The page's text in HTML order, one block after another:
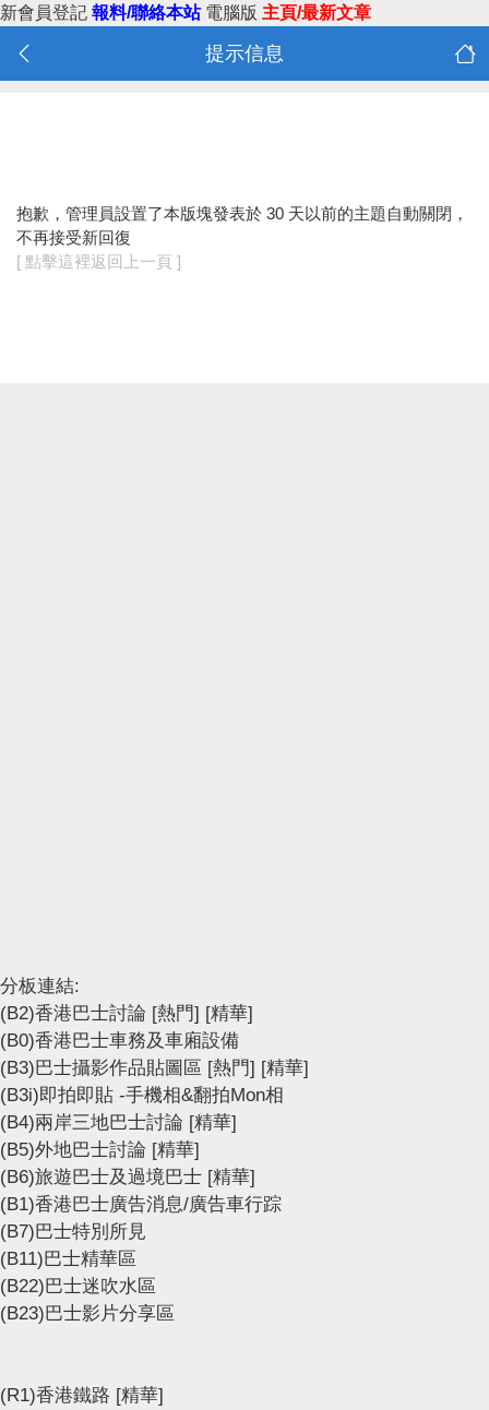
新會員登記 報料/聯絡本站 電腦版 主頁/最新文章
提示信息
抱歉，管理員設置了本版塊發表於 30 天以前的主題自動關閉，
不再接受新回復
[ 點擊這裡返回上一頁 ]
分板連結:
(B2)香港巴士討論 [熱門] [精華]
(B0)香港巴士車務及車廂設備
(B3)巴士攝影作品貼圖區 [熱門] [精華]
(B3i)即拍即貼 -手機相&翻拍Mon相
(B4)兩岸三地巴士討論 [精華]
(B5)外地巴士討論 [精華]
(B6)旅遊巴士及過境巴士 [精華]
(B1)香港巴士廣告消息/廣告車行踪
(B7)巴士特別所見
(B11)巴士精華區
(B22)巴士迷吹水區
(B23)巴士影片分享區
(R1)香港鐵路 [精華]